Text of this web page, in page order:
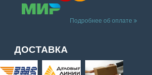
Подробнее об оплате
ДОСТАВКА